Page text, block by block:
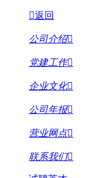
返回
公司介绍
党建工作
企业文化
公司年报
营业网点
联系我们